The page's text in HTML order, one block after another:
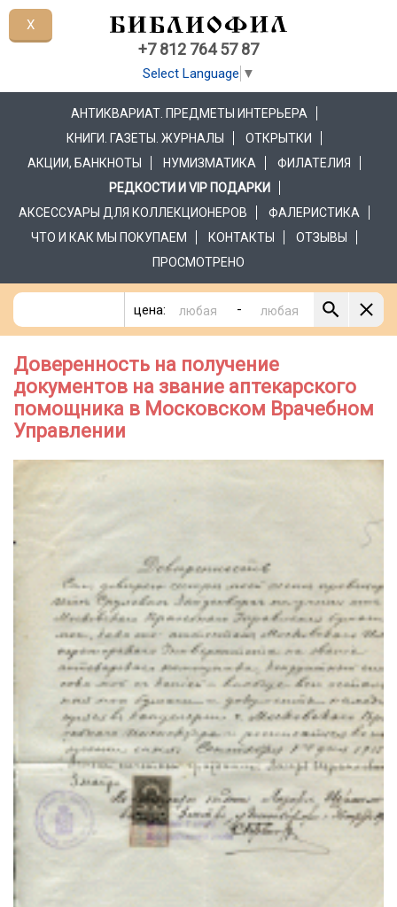
+7 812 764 57 87
Select Language ▼
АНТИКВАРИАТ. ПРЕДМЕТЫ ИНТЕРЬЕРА
КНИГИ. ГАЗЕТЫ. ЖУРНАЛЫ
ОТКРЫТКИ
АКЦИИ, БАНКНОТЫ
НУМИЗМАТИКА
ФИЛАТЕЛИЯ
РЕДКОСТИ И VIP ПОДАРКИ
АКСЕССУАРЫ ДЛЯ КОЛЛЕКЦИОНЕРОВ
ФАЛЕРИСТИКА
ЧТО И КАК МЫ ПОКУПАЕМ
КОНТАКТЫ
ОТЗЫВЫ
ПРОСМОТРЕНО
цена: -
Доверенность на получение
документов на звание аптекарского
помощника в Московском Врачебном
Управлении
X